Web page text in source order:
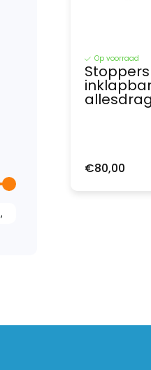
Op voorraad
Stoppers
€80,00